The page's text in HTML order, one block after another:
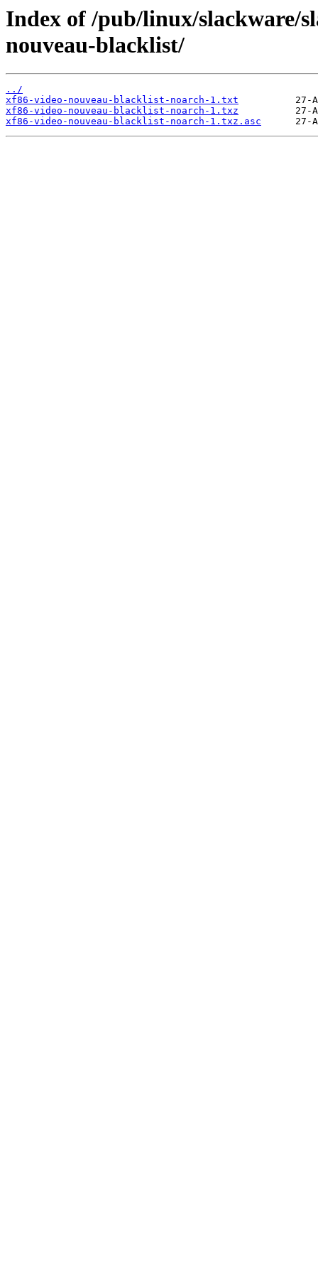
Index of /pub/linux/slackware/
nouveau-blacklist/
../
xf86-video-nouveau-blacklist-noarch-1.txt
xf86-video-nouveau-blacklist-noarch-1.txz
xf86-video-nouveau-blacklist-noarch-1.txz.asc